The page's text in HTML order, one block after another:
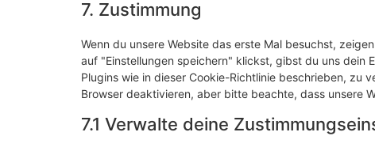
7. Zustimmung
Wenn du unsere Website das erste Mal besuchst,
auf "Einstellungen speichern" klickst, gibst du uns dein
Plugins wie in dieser Cookie-Richtlinie beschrieben, zu
Browser deaktivieren, aber bitte beachte, dass unsere
7.1 Verwalte deine